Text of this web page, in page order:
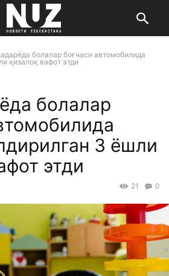
болалар боғчаси автомобилида
қизалоқ вафот этди
болалар
3 ёшли
этди
0
21